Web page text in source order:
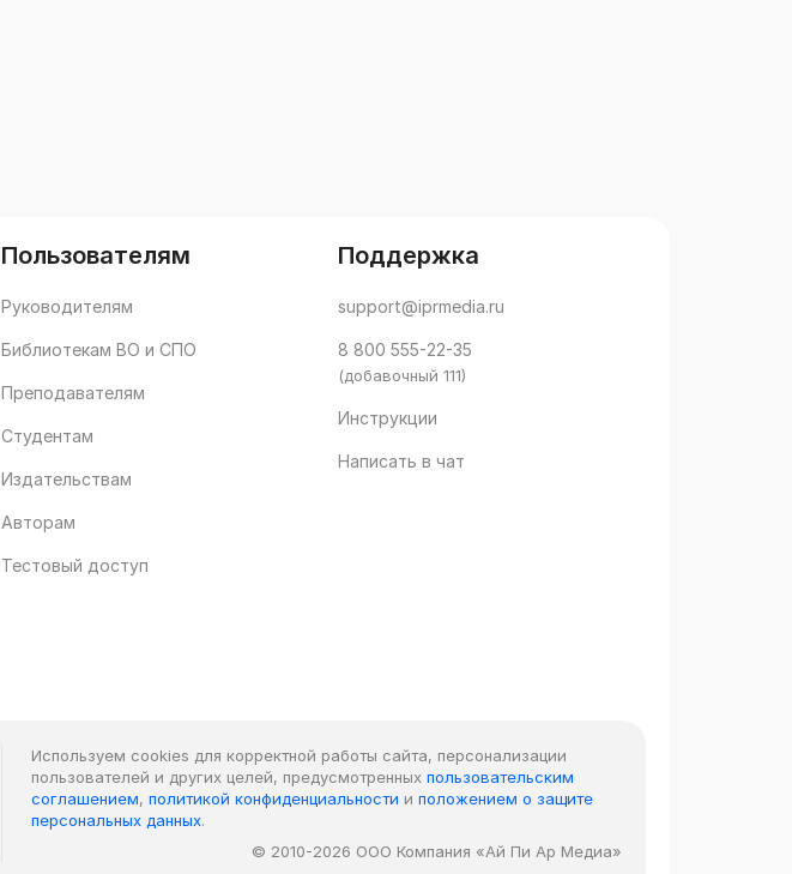
Пользователям
Руководителям
Библиотекам ВО и СПО
Преподавателям
Студентам
Издательствам
Авторам
Тестовый доступ
Поддержка
support@iprmedia.ru
8 800 555-22-35
(добавочный 111)
Инструкции
Написать в чат
Используем cookies для корректной работы сайта, персонализации
пользователей и других целей, предусмотренных пользовательским
соглашением, политикой конфиденциальности и положением о защите
персональных данных.
© 2010-2026 ООО Компания «Ай Пи Ар Медиа»